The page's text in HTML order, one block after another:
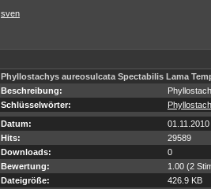
sven
Phyllostachys aureosulcata Spectabilis Lama
Beschreibung:
Schlüsselwörter:
Datum:
Hits:
29589
Downloads:
0
Bewertung:
1.00 (2
Dateigröße:
426.9 KB